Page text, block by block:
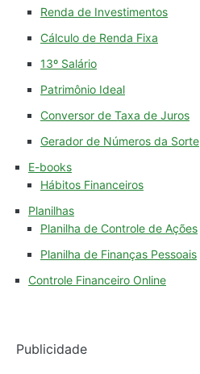
Renda de Investimentos
Cálculo de Renda Fixa
13º Salário
Patrimônio Ideal
Conversor de Taxa de Juros
Gerador de Números da Sorte
E-books
Hábitos Financeiros
Planilhas
Planilha de Controle de Ações
Planilha de Finanças Pessoais
Controle Financeiro Online
Publicidade